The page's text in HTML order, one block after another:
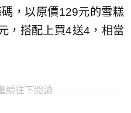
，以原價129元的雪糕
，搭配上買4送4，相當
續往下閱讀